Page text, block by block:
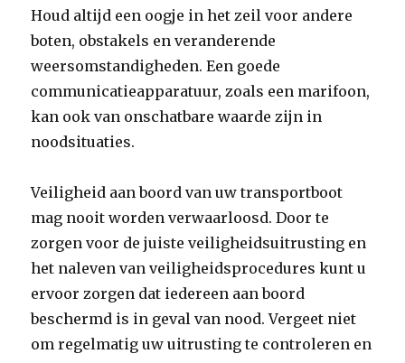
Houd altijd een oogje in het zeil voor andere
boten, obstakels en veranderende
weersomstandigheden. Een goede
communicatieapparatuur, zoals een marifoon,
kan ook van onschatbare waarde zijn in
noodsituaties.
Veiligheid aan boord van uw transportboot
mag nooit worden verwaarloosd. Door te
zorgen voor de juiste veiligheidsuitrusting en
het naleven van veiligheidsprocedures kunt u
ervoor zorgen dat iedereen aan boord
beschermd is in geval van nood. Vergeet niet
om regelmatig uw uitrusting te controleren en